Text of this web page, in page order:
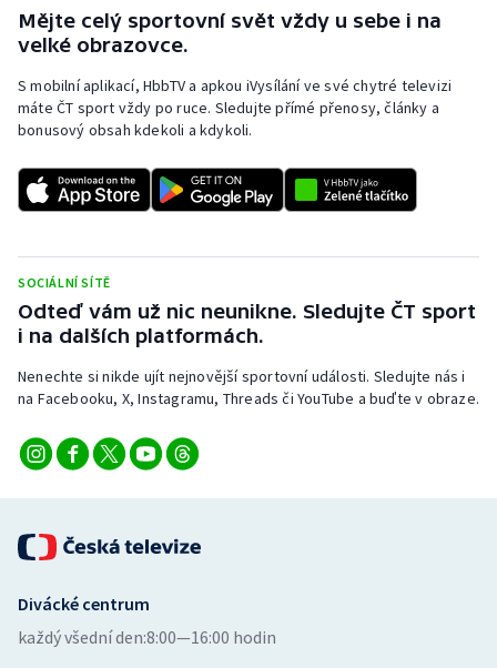
Rychlobruslení
Rychlostní kanoistika
Short track
Sportovní střelba
Triatlon
Veslování
Vodní slalom
Volejbal
Ostatní
Mějte celý sportovní svět vždy u sebe i na
velké obrazovce.
S mobilní aplikací, HbbTV a apkou iVysílání ve své chytré televizi
máte ČT sport vždy po ruce. Sledujte přímé přenosy, články a
bonusový obsah kdekoli a kdykoli.
SOCIÁLNÍ SÍTĚ
Odteď vám už nic neunikne. Sledujte ČT sport
i na dalších platformách.
Nenechte si nikde ujít nejnovější sportovní události. Sledujte nás i
na Facebooku, X, Instagramu, Threads či YouTube a buďte v obraze.
Divácké centrum
každý všední den:8:00—16:00 hodin